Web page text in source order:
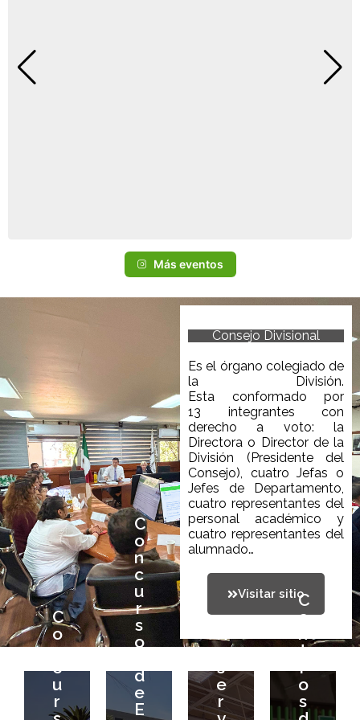
Más eventos
Consejo Divisional
Es el órgano colegiado de
la División.
Esta conformado por
13 integrantes con
derecho a voto: la
Directora o Director de la
División (Presidente del
Consejo), cuatro Jefas o
Jefes de Departamento,
cuatro representantes del
personal académico y
cuatro representantes del
alumnado…
Visitar sitio
C
o
n
c
u
r
C
o
n
c
r
s
o
C
o
n
c
u
r
s
o
d
e
E
C
o
n
c
u
r
s
o
s
e
E
v
e
s
e
r
R
s
r
v
a
C
e
t
r
o
s
e
n
r
s
d
e